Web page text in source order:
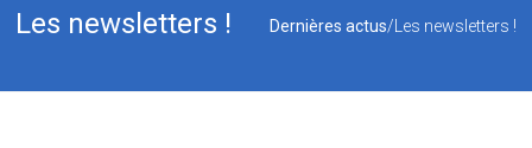
Arbres
Les newsletters ! Dernières actus/ Les newsletters !